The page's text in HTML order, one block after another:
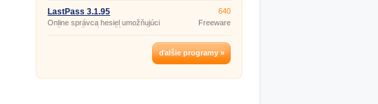
kódov, čísel kreditných kariet, a pod.
LastPass 3.1.95
Online správca hesiel umožňujúci
uloženie všetkých užívateľských
prihlasovaní k rôznym webovým
službám, v zabezpečenej schránke
na serveri prevádzkovateľa služby,
640
Freeware
ďalšie programy »